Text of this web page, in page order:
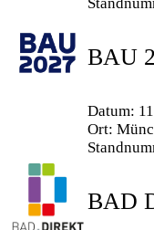
BAU
Datum:
Ort:
BAD